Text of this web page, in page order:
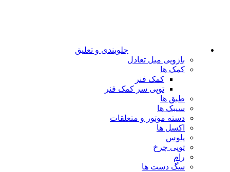
جلوبندی و تعلیق
بازویی میل تعادل
کمک ها
کمک فنر
توپی سر کمک فنر
طبق ها
سیبک ها
دسته موتور و متعلقات
اکسل ها
پلوس
توپی چرخ
رام
سگ دست ها